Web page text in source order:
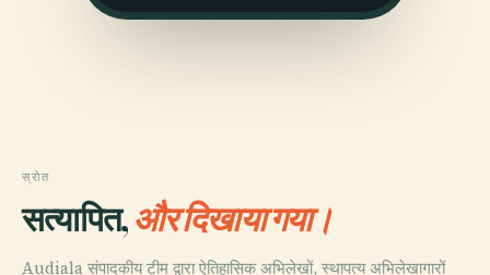
स्रोत
सत्यापित,और दिखाया गया।
Audiala संपादकीय टीम द्वारा ऐतिहासिक अभिलेखों, स्थापत्य अभिलेखागारों